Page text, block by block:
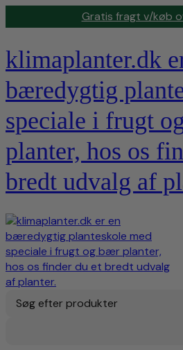
Gratis fragt v/køb
klimaplanter.dk
bæredygtig
speciale i frugt
planter, hos os
bredt udvalg af
Søg efter produkter